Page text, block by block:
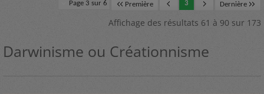
Page 3 sur 6 Première 3 Dernière
Affichage des résultats 61 à 90 sur 173
Darwinisme ou Créationnisme